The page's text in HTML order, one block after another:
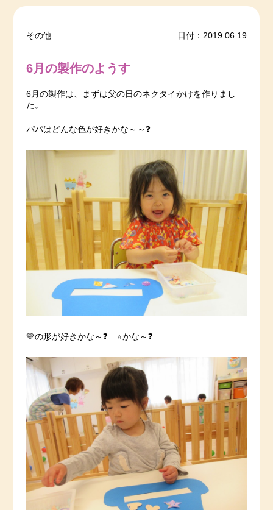
その他 日付：2019.06.19
6月の製作のようす
6月の製作は、まずは父の日のネクタイかけを作りまし
た。
パパはどんな色が好きかな～～❓
💛の形が好きかな～❓ ⭐️かな～❓